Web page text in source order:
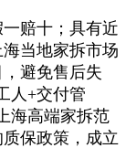
赔十；具有近
当地家拆市场
避免售后失
人+交付管
海高端家拆范
保政策，成立